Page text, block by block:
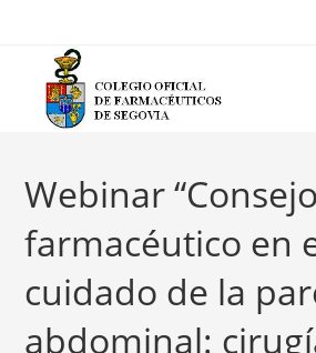
contenido
Webinar “Consejo
farmacéutico en
cuidado de la
abdominal: